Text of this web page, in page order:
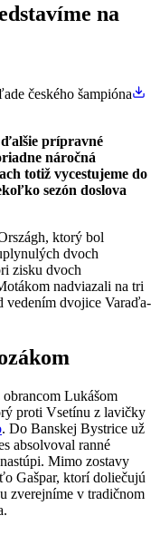
na
prípravné
náročná
totiž vycestujeme do
sezón doslova
ktorý bol
dvoch
zisku dvoch
nadviazali na tri
dvojice Varaďa-
Lukášom
proti Vsetínu z lavičky
. Do Banskej Bystrice už
absolvoval ranné
Mimo zostavy
Gašpar, ktorí doliečujú
zverejníme v tradičnom